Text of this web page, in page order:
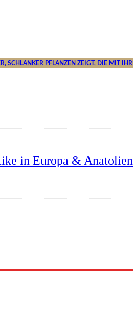
in Europa & Anatolien